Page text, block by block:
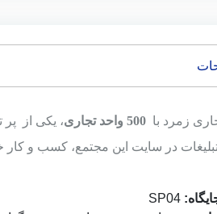
زمرد با 500 واحد تجاری
، یکی از
در سایت این مجتمع، کسب و کار